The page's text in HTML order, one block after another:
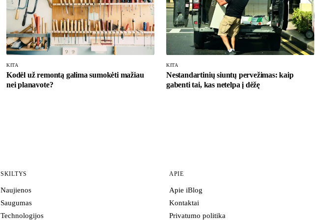
KITA
Kodėl už remontą galima sumokėti mažiau
nei planavote?
KITA
Nestandartinių siuntų pervežimas: kaip
gabenti tai, kas netelpa į dėžę
SKILTYS
Naujienos
Saugumas
Technologijos
APIE
Apie iBlog
Kontaktai
Privatumo politika